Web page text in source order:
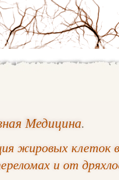
Медицина.
жировых клеток
и от